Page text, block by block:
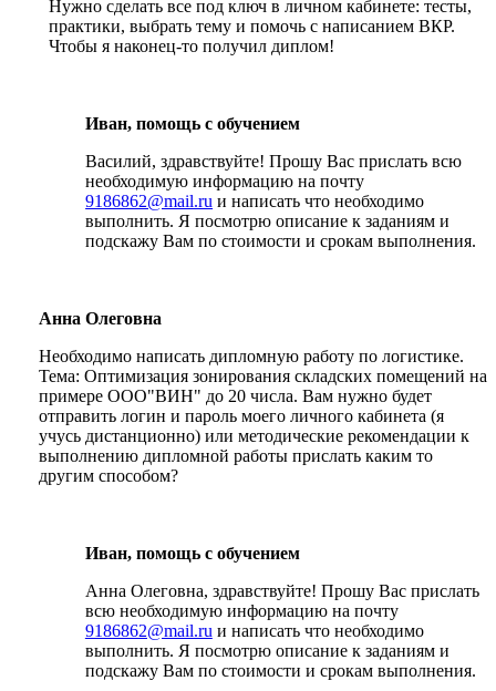
Нужно сделать все под ключ в личном кабинете: тесты,
практики, выбрать тему и помочь с написанием ВКР.
Чтобы я наконец-то получил диплом!
Иван, помощь с обучением
Василий, здравствуйте! Прошу Вас прислать всю
необходимую информацию на почту
9186862@mail.ru и написать что необходимо
выполнить. Я посмотрю описание к заданиям и
подскажу Вам по стоимости и срокам выполнения.
Анна Олеговна
Необходимо написать дипломную работу по логистике.
Тема: Оптимизация зонирования складских помещений на
примере ООО"ВИН" до 20 числа. Вам нужно будет
отправить логин и пароль моего личного кабинета (я
учусь дистанционно) или методические рекомендации к
выполнению дипломной работы прислать каким то
другим способом?
Иван, помощь с обучением
Анна Олеговна, здравствуйте! Прошу Вас прислать
всю необходимую информацию на почту
9186862@mail.ru и написать что необходимо
выполнить. Я посмотрю описание к заданиям и
подскажу Вам по стоимости и срокам выполнения.